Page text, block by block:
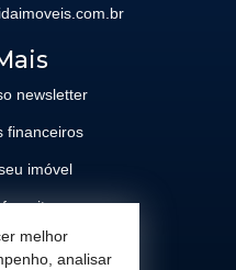
newsletter
financeiros
imóvel
imóveis
melhor
analisar